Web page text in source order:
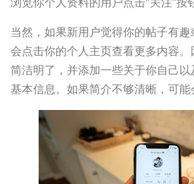
当然，如果新用户觉得你的帖子有
会点击你的个人主页查看更多内容
简洁明了，并添加一些关于你自己
基本信息。如果简介不够清晰，可能